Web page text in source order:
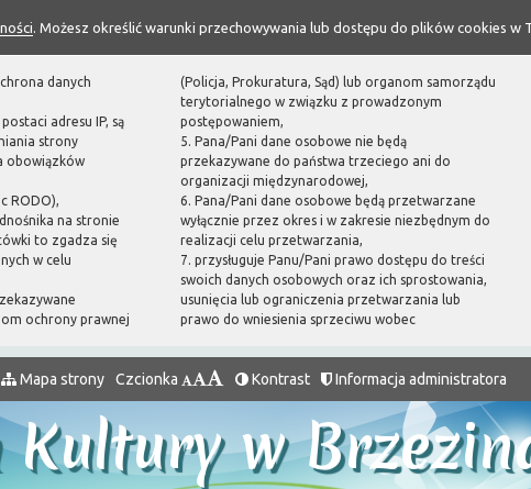
. Możesz określić warunki przechowywania lub dostępu do plików cookies w
danych
adresu IP, są
strony
obowiązków
RODO),
na stronie
to zgadza się
w celu
ochrony prawnej
(Policja, Prokuratura, Sąd) lub organom samorządu
terytorialnego w związku z prowadzonym
postępowaniem,
5. Pana/Pani dane osobowe nie będą
przekazywane do państwa trzeciego ani do
organizacji międzynarodowej,
6. Pana/Pani dane osobowe będą przetwarzane
wyłącznie przez okres i w zakresie niezbędnym do
realizacji celu przetwarzania,
7. przysługuje Panu/Pani prawo dostępu do treści
swoich danych osobowych oraz ich sprostowania,
usunięcia lub ograniczenia przetwarzania lub
prawo do wniesienia sprzeciwu wobec
Mapa strony Czcionka Kontrast Informacja administratora
w